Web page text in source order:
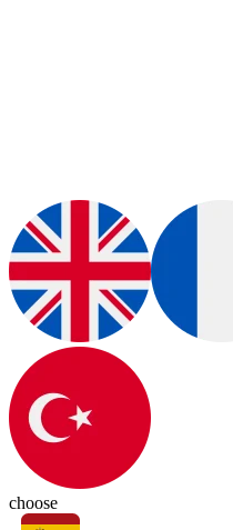
choose